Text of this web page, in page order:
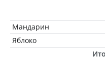
Мандарин
Яблоко